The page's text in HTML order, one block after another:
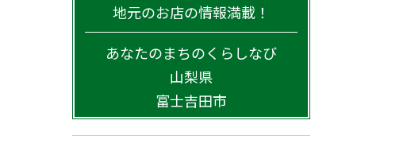
地元のお店の情報満載！
あなたのまちのくらしなび
山梨県
富士吉田市